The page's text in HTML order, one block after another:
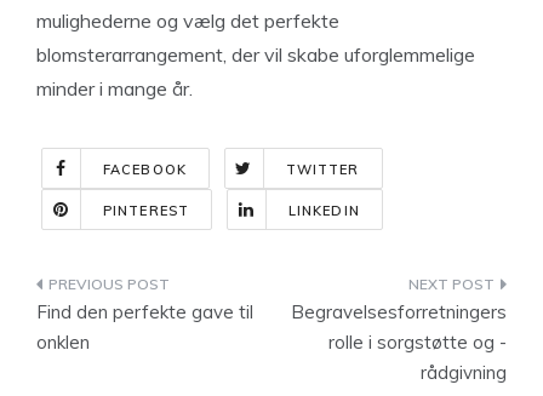
mulighederne og vælg det perfekte
blomsterarrangement, der vil skabe uforglemmelige
minder i mange år.
FACEBOOK TWITTER
PINTEREST LINKEDIN
Indlægsnavigation
Find den perfekte gave til
onklen
Begravelsesforretningers
rolle i sorgstøtte og -
rådgivning